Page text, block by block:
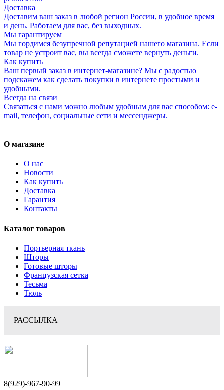
Доставка
Доставим ваш заказ в любой регион России, в удобное время
и день. Работаем для вас, без выходных.
Мы гарантируем
Мы гордимся безупречной репутацией нашего магазина. Если
товар не устроит вас, вы всегда сможете вернуть деньги.
Как купить
Ваш первый заказ в интернет-магазине? Мы с радостью
подскажем как сделать покупки в интернете простыми и
удобными.
Всегда на связи
Связаться с нами можно любым удобным для вас способом: e-
mail, телефон, социальные сети и мессенджеры.
О магазине
О нас
Новости
Как купить
Доставка
Гарантия
Контакты
Каталог товаров
Портьерная ткань
Шторы
Готовые шторы
Французская сетка
Тесьма
Тюль
РАССЫЛКА
8(929)-967-90-99